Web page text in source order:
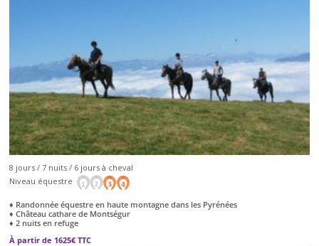
8 jours / 7 nuits / 6 jours à cheval
Niveau équestre
♦ Randonnée équestre en haute montagne dans les Pyrénées
♦ Château cathare de Montségur
♦ 2 nuits en refuge
À partir de 1625€ TTC